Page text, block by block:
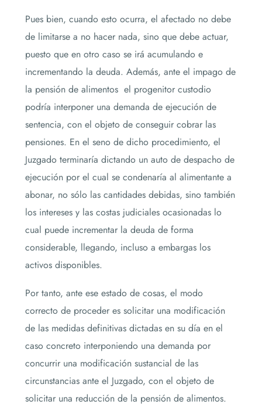
Pues bien, cuando esto ocurra, el afectado no debe
de limitarse a no hacer nada, sino que debe actuar,
puesto que en otro caso se irá acumulando e
incrementando la deuda. Además, ante el impago de
la pensión de alimentos el progenitor custodio
podría interponer una demanda de ejecución de
sentencia, con el objeto de conseguir cobrar las
pensiones. En el seno de dicho procedimiento, el
Juzgado terminaría dictando un auto de despacho de
ejecución por el cual se condenaría al alimentante a
abonar, no sólo las cantidades debidas, sino también
los intereses y las costas judiciales ocasionadas lo
cual puede incrementar la deuda de forma
considerable, llegando, incluso a embargas los
activos disponibles.
Por tanto, ante ese estado de cosas, el modo
correcto de proceder es solicitar una modificación
de las medidas definitivas dictadas en su día en el
caso concreto interponiendo una demanda por
concurrir una modificación sustancial de las
circunstancias ante el Juzgado, con el objeto de
solicitar una reducción de la pensión de alimentos.